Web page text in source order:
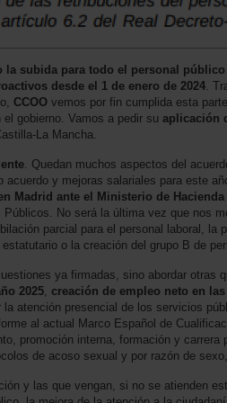
la subida para todo el personal
desde el 1 de enero de 2024 .
CCOO vemos por fin cumplida esta
gobierno. Vamos a pedir su aplicación
La Mancha.
. Quedan muchos aspectos del
y mejoras salariales para este
Madrid ante el Ministerio de
Públicos. No será la última vez que nos
parcial para el personal laboral, la
o la creación del grupo B de
ya firmadas, sino abordar otras
2025 creación de empleo neto en
atención presencial de los servicios
al actual Marco Español de
promoción interna, formación y carrera
de acoso sexual y por razón de
y las que vengan, si no se atienden